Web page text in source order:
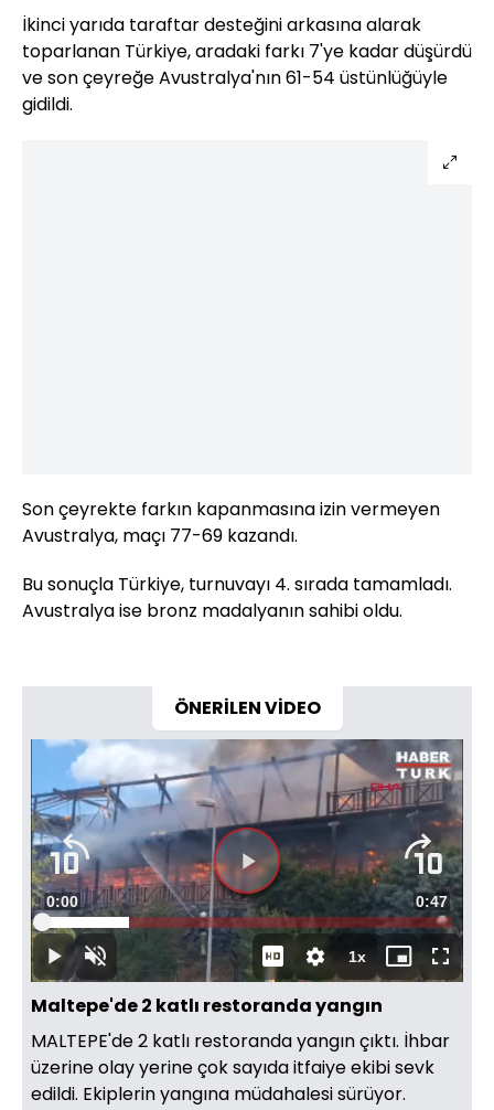
İkinci yarıda taraftar desteğini arkasına alarak
toparlanan Türkiye, aradaki farkı 7'ye kadar düşürdü
ve son çeyreğe Avustralya'nın 61-54 üstünlüğüyle
gidildi.
Son çeyrekte farkın kapanmasına izin vermeyen
Avustralya, maçı 77-69 kazandı.
Bu sonuçla Türkiye, turnuvayı 4. sırada tamamladı.
Avustralya ise bronz madalyanın sahibi oldu.
ÖNERİLEN VİDEO
Videoyu
Oynat
OynatSesi
Aç
Süre
0:00 Toplam
Süre
0:47
Yüklendi:
21.24%
1xOynatma
Hızı
Mini
oynatıcı
Tam
Ekran
Maltepe'de 2 katlı restoranda yangın
MALTEPE'de 2 katlı restoranda yangın çıktı. İhbar
üzerine olay yerine çok sayıda itfaiye ekibi sevk
edildi. Ekiplerin yangına müdahalesi sürüyor.